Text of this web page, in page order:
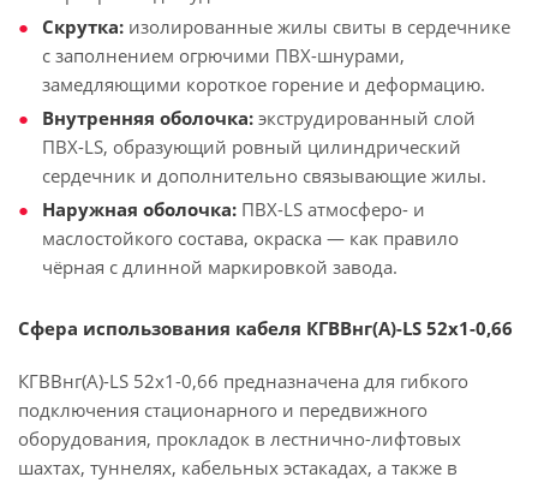
Скрутка: изолированные жилы свиты в сердечнике
с заполнением огрючими ПВХ-шнурами,
замедляющими короткое горение и деформацию.
Внутренняя оболочка: экструдированный слой
ПВХ-LS, образующий ровный цилиндрический
сердечник и дополнительно связывающие жилы.
Наружная оболочка: ПВХ-LS атмосферо- и
маслостойкого состава, окраска — как правило
чёрная с длинной маркировкой завода.
Сфера использования кабеля КГВВнг(А)-LS 52х1-0,66
КГВВнг(А)-LS 52х1-0,66 предназначена для гибкого
подключения стационарного и передвижного
оборудования, прокладок в лестнично-лифтовых
шахтах, туннелях, кабельных эстакадах, а также в